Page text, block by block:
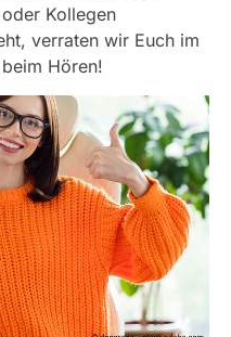
Kollegen
verraten wir Euch im
Hören!